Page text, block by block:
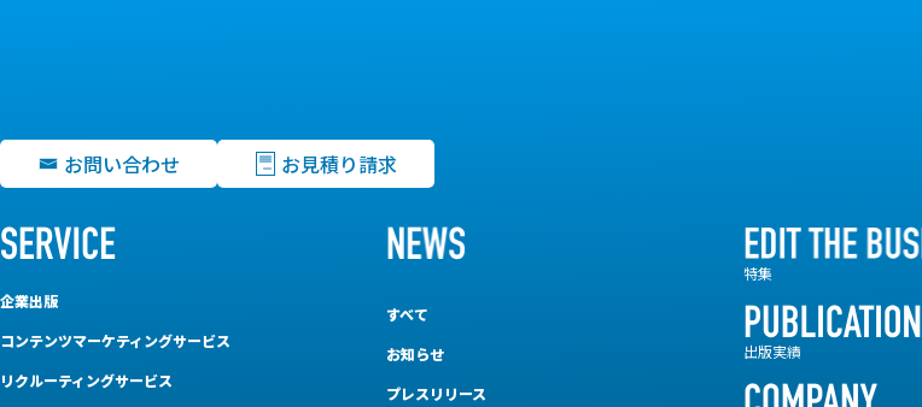
お問い合わせ お見積り請求
企業出版
コンテンツマーケティングサービス
リクルーティングサービス
すべて
お知らせ
プレスリリース
特集
出版実績